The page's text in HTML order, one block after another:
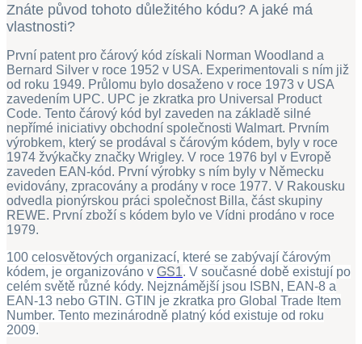
Znáte původ tohoto důležitého kódu? A jaké má
vlastnosti?
První patent pro čárový kód získali Norman Woodland a
Bernard Silver v roce 1952 v USA. Experimentovali s ním již
od roku 1949. Průlomu bylo dosaženo v roce 1973 v USA
zavedením UPC. UPC je zkratka pro Universal Product
Code. Tento čárový kód byl zaveden na základě silné
nepřímé iniciativy obchodní společnosti Walmart. Prvním
výrobkem, který se prodával s čárovým kódem, byly v roce
1974 žvýkačky značky Wrigley. V roce 1976 byl v Evropě
zaveden EAN-kód. První výrobky s ním byly v Německu
evidovány, zpracovány a prodány v roce 1977. V Rakousku
odvedla pionýrskou práci společnost Billa, část skupiny
REWE. První zboží s kódem bylo ve Vídni prodáno v roce
1979.
100 celosvětových organizací, které se zabývají čárovým
kódem, je organizováno v GS1. V současné době existují po
celém světě různé kódy. Nejznámější jsou ISBN, EAN-8 a
EAN-13 nebo GTIN. GTIN je zkratka pro Global Trade Item
Number. Tento mezinárodně platný kód existuje od roku
2009.